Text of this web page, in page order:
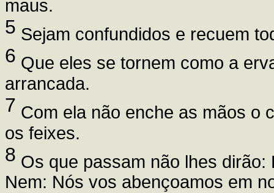
maus.
5 Sejam confundidos e recuem
6 Que eles se tornem como a
arrancada.
7 Com ela não enche as mãos o
os feixes.
8 Os que passam não lhes
Nem: Nós vos abençoamos em